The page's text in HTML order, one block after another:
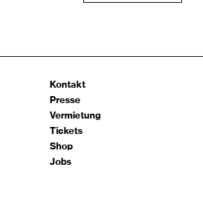
Kontakt
Presse
Vermietung
Tickets
Shop
Jobs